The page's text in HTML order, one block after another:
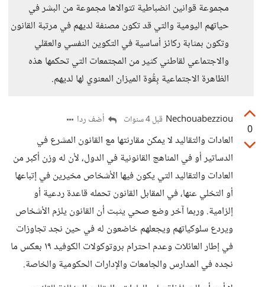
مجموعة قوانين انضباطية تتوالاها مجموعة من البشر في
حياتهم اليومية والتي قد تكون مصنفة لديهم في مرتبة القانون
وتكون بمثابة ركائز أساسية في التكوين النفسي والعقلي
والاجتماعي لقاطني كثير من المجتمعات التي تحكمها هذه
الظاهرة الاجتماعية بِقُوة الميزان المعنوي لها لديهم.
0
Nechouabezziou قبل 4 سنوات أضف ردا
العادات والتقاليد لا يمكن مقارنتها مع القانون المشرع في
الدساتير أو في المناهج القانونية في الدول، لأن له وزن أكبر من
العادات والتقاليد التي يكون فيها الأشخاص مخيرين في إتباعها
أو التخلي عنها، في المقابل القانون تحمله قاعدة ردعية أو
إلزامية. وربما آخر وضع صحي يثبت أن القانون يلزم الأشخاص
ويردع سلوكياتهم ويجعلهم خاضعون له في حين نجد تجاوزات
في إطار العائلات وعدم احترام بروتوكولات الكوفيد ١٩ بعكس ما
نجده في المدارس والجامعات والإدارات الحكومية والخاصة.